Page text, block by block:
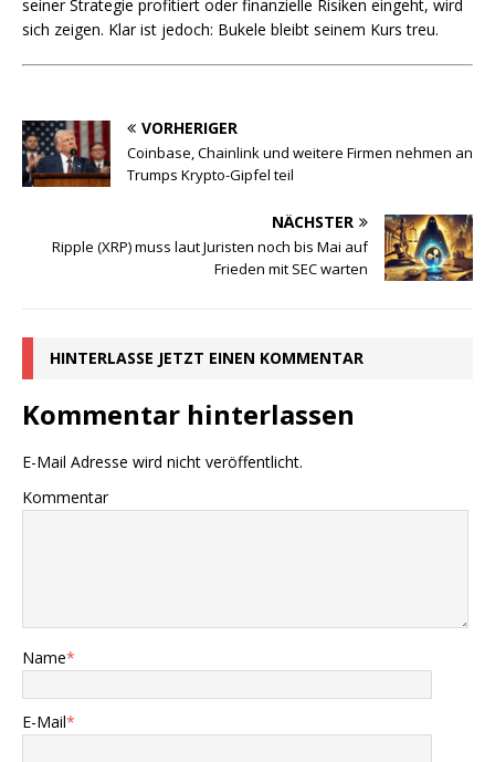
seiner Strategie profitiert oder finanzielle Risiken eingeht, wird
sich zeigen. Klar ist jedoch: Bukele bleibt seinem Kurs treu.
VORHERIGER
Coinbase, Chainlink und weitere Firmen nehmen an
Trumps Krypto-Gipfel teil
NÄCHSTER
Ripple (XRP) muss laut Juristen noch bis Mai auf
Frieden mit SEC warten
HINTERLASSE JETZT EINEN KOMMENTAR
Kommentar hinterlassen
E-Mail Adresse wird nicht veröffentlicht.
Kommentar
Name*
E-Mail*